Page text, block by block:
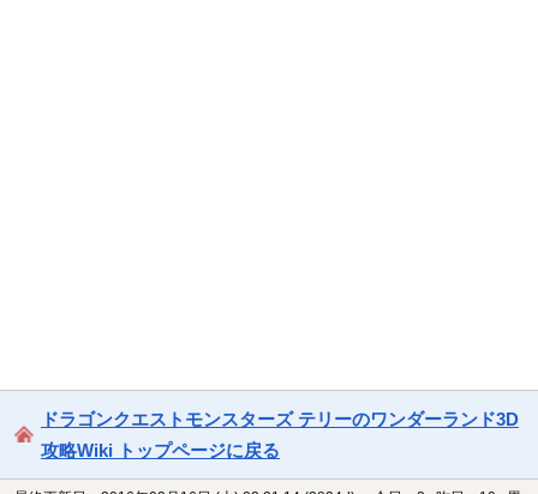
ドラゴンクエストモンスターズ テリーのワンダーランド3D
攻略Wiki トップページに戻る